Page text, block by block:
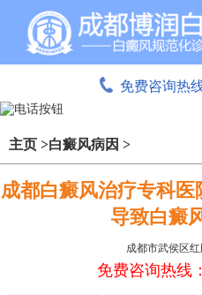
免费咨询热线
主页 >白癜风病因 >
成都白癜风治疗专科
导致白癜
成都市武侯区
免费咨询热线